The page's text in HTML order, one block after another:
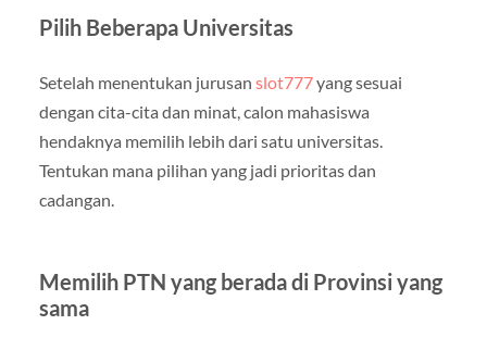
Pilih Beberapa Universitas
Setelah menentukan jurusan slot777yang sesuai
dengan cita-cita dan minat, calon mahasiswa
hendaknya memilih lebih dari satu universitas.
Tentukan mana pilihan yang jadi prioritas dan
cadangan.
Memilih PTN yang berada di Provinsi yang
sama